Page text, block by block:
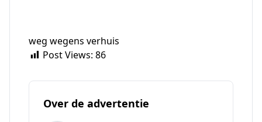
weg wegens verhuis
Post Views: 86
Over de advertentie